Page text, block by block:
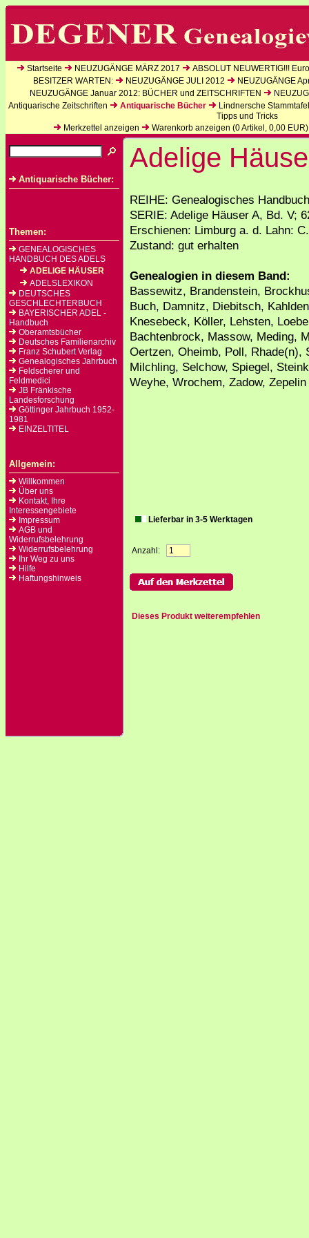
Startseite NEUZUGÄNGE MÄRZ 2017
ABSOLUT NEUWERTIG!!!
BESITZER WARTEN:
NEUZUGÄNGE JULI 2012
NEUZUGÄNGE
NEUZUGÄNGE Januar 2012: BÜCHER und ZEITSCHRIFTEN
Antiquarische Zeitschriften
Antiquarische Bücher
Lindnersche
Tipps und Tricks
Merkzettel anzeigen
Warenkorb anzeigen (0Artikel, 0,00 EUR)
Antiquarische Bücher:
Themen:
GENEALOGISCHES
HANDBUCH DES ADELS
ADELIGE HÄUSER
ADELSLEXIKON
DEUTSCHES
GESCHLECHTERBUCH
BAYERISCHER ADEL -
Handbuch
Oberamtsbücher
Deutsches Familienarchiv
Franz Schubert Verlag
Genealogisches Jahrbuch
Feldscherer und
Feldmedici
JB Fränkische
Landesforschung
Göttinger Jahrbuch 1952-
1981
EINZELTITEL
Allgemein:
Willkommen
Über uns
Kontakt, Ihre
Interessengebiete
Impressum
AGB und
Widerrufsbelehrung
Widerrufsbelehrung
Ihr Weg zu uns
Hilfe
Haftungshinweis
Adelige
REIHE: Genealogisches
SERIE: Adelige Häuser A, Bd. V;
Erschienen: Limburg a. d. Lahn:
Zustand: gut erhalten
Genealogien in diesem Band:
Bassewitz, Brandenstein,
Buch, Damnitz, Diebitsch,
Knesebeck, Köller, Lehsten,
Bachtenbrock, Massow, Meding,
Oertzen, Oheimb, Poll, Rhade(n),
Milchling, Selchow, Spiegel,
Weyhe, Wrochem, Zadow,
Lieferbar in 3-5 Werktagen
Anzahl:
Dieses Produkt weiterempfehlen